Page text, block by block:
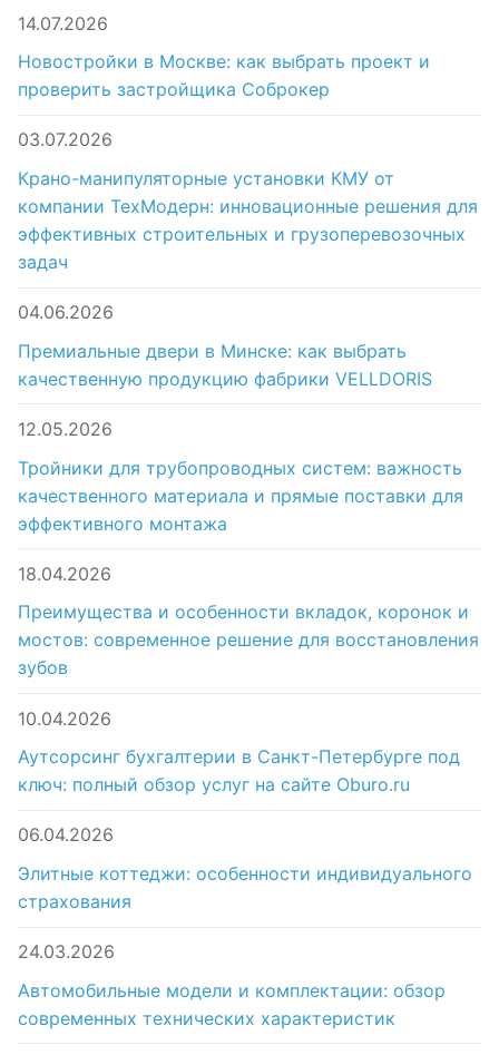
14.07.2026
Новостройки в Москве: как выбрать проект и
проверить застройщика Соброкер
03.07.2026
Крано-манипуляторные установки КМУ от
компании ТехМодерн: инновационные решения для
эффективных строительных и грузоперевозочных
задач
04.06.2026
Премиальные двери в Минске: как выбрать
качественную продукцию фабрики VELLDORIS
12.05.2026
Тройники для трубопроводных систем: важность
качественного материала и прямые поставки для
эффективного монтажа
18.04.2026
Преимущества и особенности вкладок, коронок и
мостов: современное решение для восстановления
зубов
10.04.2026
Аутсорсинг бухгалтерии в Санкт-Петербурге под
ключ: полный обзор услуг на сайте Oburo.ru
06.04.2026
Элитные коттеджи: особенности индивидуального
страхования
24.03.2026
Автомобильные модели и комплектации: обзор
современных технических характеристик